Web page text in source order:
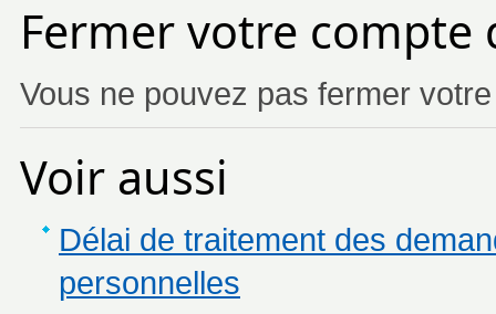
Fermer votre compte
Vous ne pouvez pas fermer
Voir aussi
Délai de traitement des
personnelles